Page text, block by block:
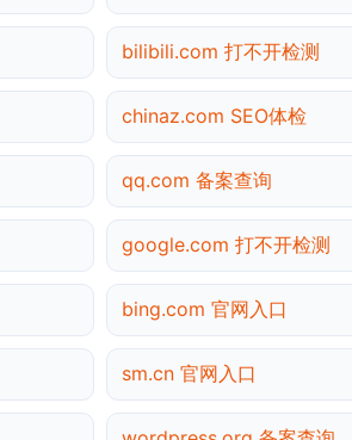
bilibili.com 打不开检测
chinaz.com SEO体检
qq.com 备案查询
google.com 打不开检测
bing.com 官网入口
sm.cn 官网入口